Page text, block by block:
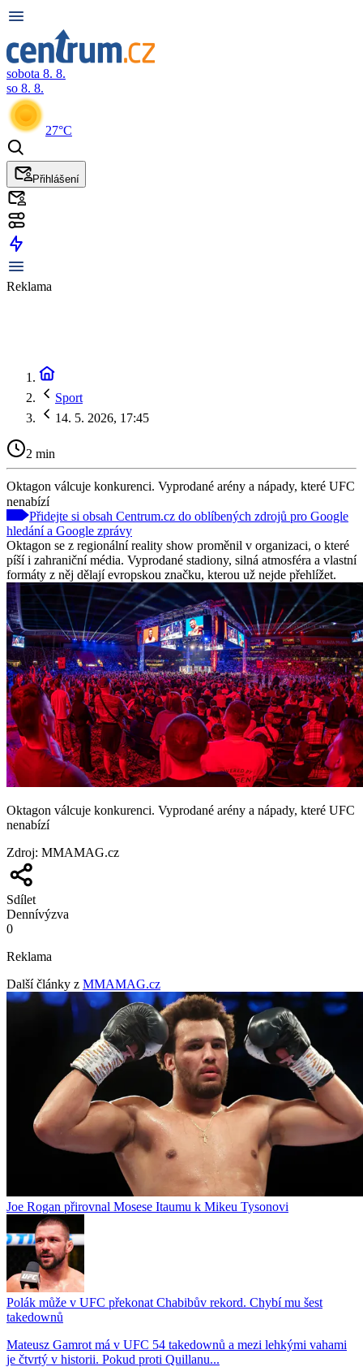
sobota 8. 8.
so 8. 8.
27°C
Přihlášení
Reklama
Sport
14. 5. 2026, 17:45
2 min
Oktagon válcuje konkurenci. Vyprodané arény a nápady, které UFC
nenabízí
Přidejte si obsah Centrum.cz do oblíbených zdrojů pro Google
hledání a Google zprávy
Oktagon se z regionální reality show proměnil v organizaci, o které
píší i zahraniční média. Vyprodané stadiony, silná atmosféra a vlastní
formáty z něj dělají evropskou značku, kterou už nejde přehlížet.
Oktagon válcuje konkurenci. Vyprodané arény a nápady, které UFC
nenabízí
Zdroj: MMAMAG.cz
Sdílet
Dennívýzva
0
Reklama
Další články z MMAMAG.cz
Joe Rogan přirovnal Mosese Itaumu k Mikeu Tysonovi
Polák může v UFC překonat Chabibův rekord. Chybí mu šest
takedownů
Mateusz Gamrot má v UFC 54 takedownů a mezi lehkými vahami
je čtvrtý v historii. Pokud proti Quillanu...